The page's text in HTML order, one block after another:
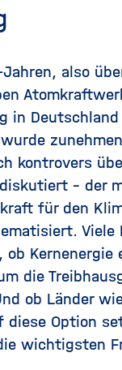
also
in
kontrovers
– der
für den
Viele
Kernenergie
die
ob Länder
diese Option
wichtigsten